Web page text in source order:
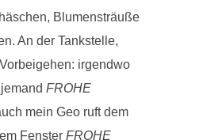
Blumensträuße
An der Tankstelle,
irgendwo
FROHE
mein Geo ruft dem
Fenster FROHE